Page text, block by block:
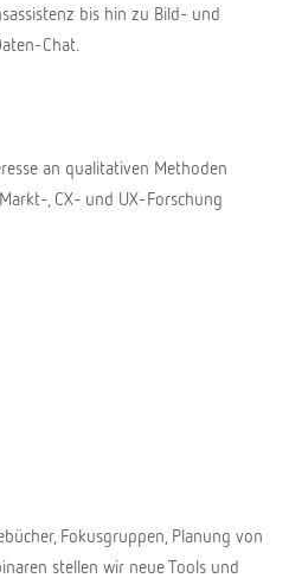
bis hin zu Bild- und
Chat.
an qualitativen Methoden
, CX- und UX-Forschung
Fokusgruppen, Planung von
stellen wir neue Tools und